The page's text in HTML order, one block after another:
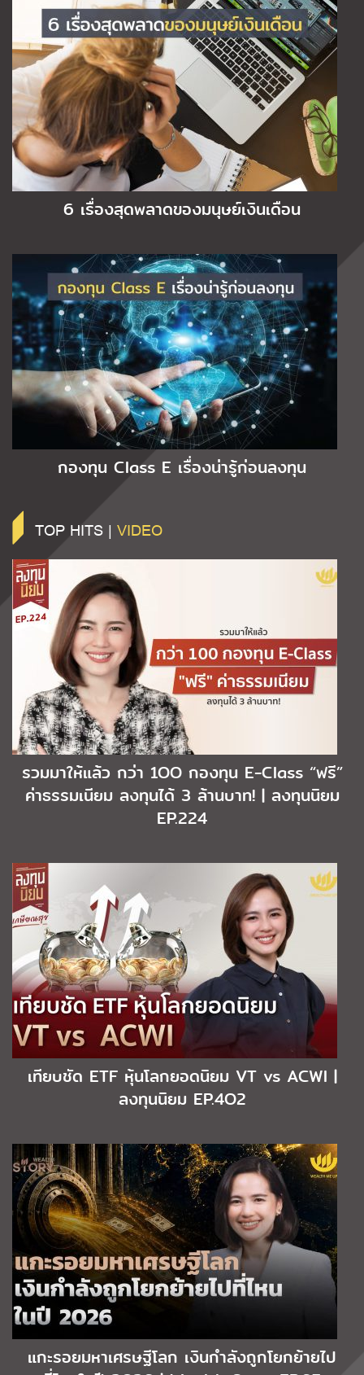
6 เรื่องสุดพลาดของมนุษย์เงินเดือน
กองทุน Class E เรื่องน่ารู้ก่อนลงทุน
TOP HITS | VIDEO
รวมมาให้แล้ว กว่า 1OO กองทุน E-Class “ฟรี”
ค่าธรรมเนียม ลงทุนได้ 3 ล้านบาท! | ลงทุนนิยม
EP.224
เทียบชัด ETF หุ้นโลกยอดนิยม VT vs ACWI |
ลงทุนนิยม EP.4O2
แกะรอยมหาเศรษฐีโลก เงินกำลังถูกโยกย้ายไป